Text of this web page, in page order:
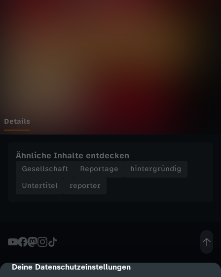
cmp-dialog-description
Deine Datenschutzeinstellungen
r
T
e
-
Details
Ähnliche Inhalte entdecken
Gesellschaft Reportage
hintergründig
Untertitel
reporter